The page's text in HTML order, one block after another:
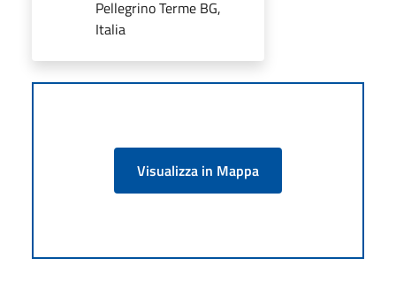
Pellegrino Terme BG,
Italia
Visualizza in Mappa